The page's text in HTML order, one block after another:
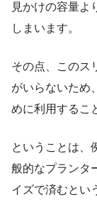
見かけの容量よ
しまいます。
その点、このス
がいらないため
めに利用するこ
ということは、
般的なプランタ
イズで済むとい